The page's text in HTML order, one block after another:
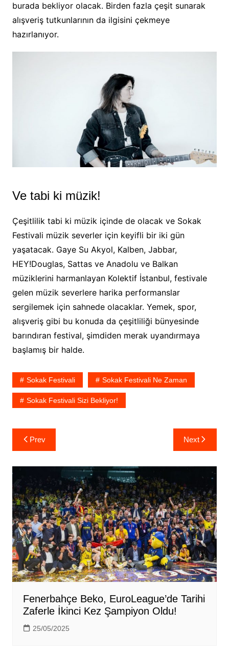
burada bekliyor olacak. Birden fazla çeşit sunarak
alışveriş tutkunlarının da ilgisini çekmeye
hazırlanıyor.
Ve tabi ki müzik!
Çeşitlilik tabi ki müzik içinde de olacak ve Sokak
Festivali müzik severler için keyifli bir iki gün
yaşatacak. Gaye Su Akyol, Kalben, Jabbar,
HEY!Douglas, Sattas ve Anadolu ve Balkan
müziklerini harmanlayan Kolektif İstanbul, festivale
gelen müzik severlere harika performanslar
sergilemek için sahnede olacaklar. Yemek, spor,
alışveriş gibi bu konuda da çeşitliliği bünyesinde
barındıran festival, şimdiden merak uyandırmaya
başlamış bir halde.
Sokak Festivali Sokak Festivali Ne Zaman
Sokak Festivali Sizi Bekliyor!
Yazı
gezinmesi
Prev Next
Fenerbahçe Beko, EuroLeague’de Tarihi
Zaferle İkinci Kez Şampiyon Oldu!
25/05/2025